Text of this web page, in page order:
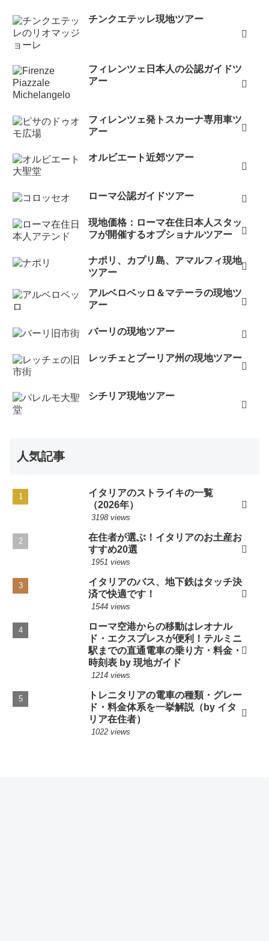
チンクエテッレ現地ツアー
フィレンツェ日本人の公認ガイドツ
アー
フィレンツェ発トスカーナ専用車ツ
アー
オルビエート近郊ツアー
ローマ公認ガイドツアー
現地価格：ローマ在住日本人スタッ
フが開催するオプショナルツアー
ナポリ、カプリ島、アマルフィ現地
ツアー
アルベロベッロ＆マテーラの現地ツ
アー
バーリの現地ツアー
レッチェとプーリア州の現地ツアー
シチリア現地ツアー
人気記事
イタリアのストライキの一覧
（2026年）
3198 views
在住者が選ぶ！イタリアのお土産お
すすめ20選
1951 views
イタリアのバス、地下鉄はタッチ決
済で快適です！
1544 views
ローマ空港からの移動はレオナル
ド・エクスプレスが便利！テルミニ
駅までの直通電車の乗り方・料金・
時刻表 by 現地ガイド
1214 views
トレニタリアの電車の種類・グレー
ド・料金体系を一挙解説（by イタ
リア在住者）
1022 views